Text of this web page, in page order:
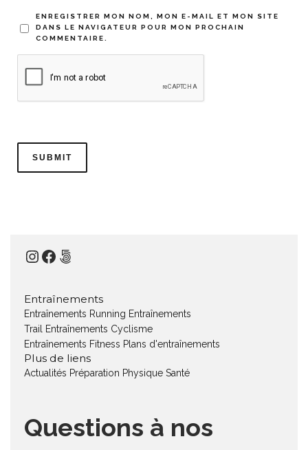
ENREGISTRER MON NOM, MON E-MAIL ET MON SITE
DANS LE NAVIGATEUR POUR MON PROCHAIN
COMMENTAIRE.
Instagram
Facebook
500px
Entraînements
Entraînements Running Entraînements
Trail
Entraînements Cyclisme
Entraînements Fitness Plans d'entraînements
Plus de liens
Actualités Préparation Physique Santé
Questions à nos